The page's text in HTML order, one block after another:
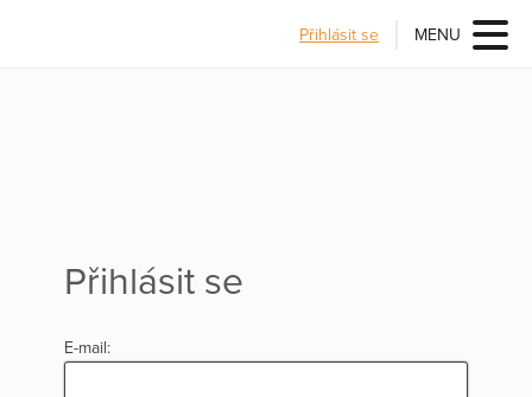
Přihlásit se MENU
Přihlásit se
E-mail: